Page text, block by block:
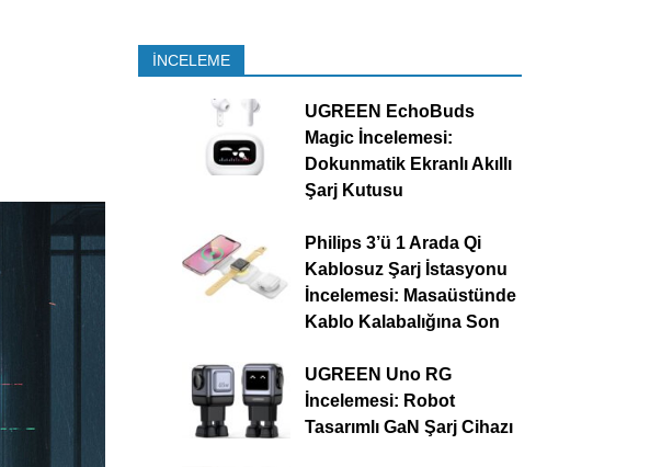
İNCELEME
UGREEN EchoBuds
Magic İncelemesi:
Dokunmatik Ekranlı Akıllı
Şarj Kutusu
Philips 3’ü 1 Arada Qi
Kablosuz Şarj İstasyonu
İncelemesi: Masaüstünde
Kablo Kalabalığına Son
UGREEN Uno RG
İncelemesi: Robot
Tasarımlı GaN Şarj Cihazı